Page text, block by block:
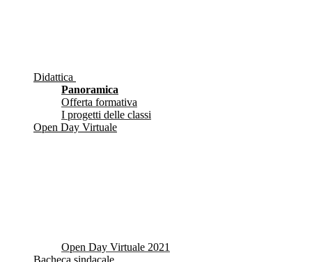
Didattica
Panoramica
Offerta formativa
I progetti delle classi
Open Day Virtuale
Open Day Virtuale 2021